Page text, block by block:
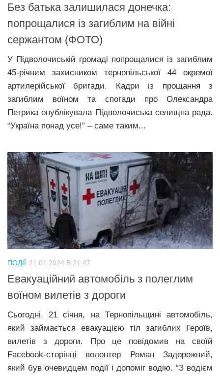
Культура
Шоу-біз
#Війна
Без батька залишилася донечка:
попрощалися із загиблим на війні
сержантом (ФОТО)
У Підволочиській громаді попрощалися із загиблим
45-річним захисником тернопільської 44 окремої
артилерійської бригади. Кадри із прощання з
загиблим воїном та спогади про Олександра
Петрика опублікувала Підволочиська селищна рада.
“Україна понад усе!” – саме таким...
ПОДІЇ 21.01.2024 В 21:47
Евакуаційний автомобіль з полеглим
воїном вилетів з дороги
Сьогодні, 21 січня, на Тернопільщині автомобіль,
який займається евакуацією тіл загиблих Героїв,
вилетів з дороги. Про це повідомив на своїй
Facebook-сторінці волонтер Роман Задорожний,
який був очевидцем події і допоміг водію. “З водієм